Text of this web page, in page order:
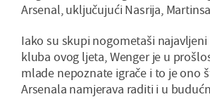
Arsenal, uključujući Nasrija,
Iako su skupi nogometaši
kluba ovog ljeta, Wenger je u
mlade nepoznate igrače i to je ono
Arsenala namjerava raditi i u